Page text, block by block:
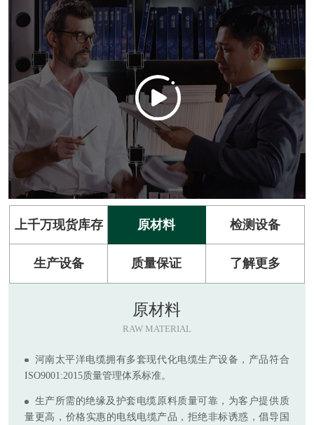
上千万现货库存 原材料 检测设备
生产设备 质量保证 了解更多
原材料
RAW MATERIAL
河南太平洋电缆拥有多套现代化电缆生产设备，产品符合
ISO9001:2015质量管理体系标准。
生产所需的绝缘及护套电缆原料质量可靠，为客户提供质
量更高，价格实惠的电线电缆产品，拒绝非标诱惑，倡导国